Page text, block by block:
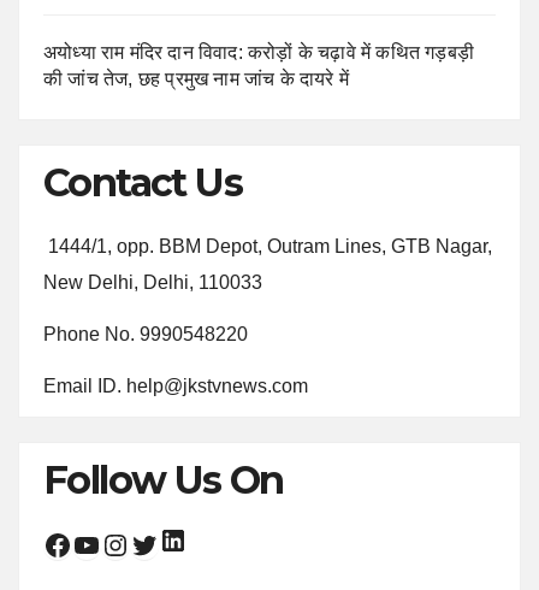
अयोध्या राम मंदिर दान विवाद: करोड़ों के चढ़ावे में कथित गड़बड़ी
की जांच तेज, छह प्रमुख नाम जांच के दायरे में
Contact Us
1444/1, opp. BBM Depot, Outram Lines, GTB Nagar,
New Delhi, Delhi, 110033
Phone No. 9990548220
Email ID. help@jkstvnews.com
Follow Us On
Facebook YouTube Instagram Twitter LinkedIn